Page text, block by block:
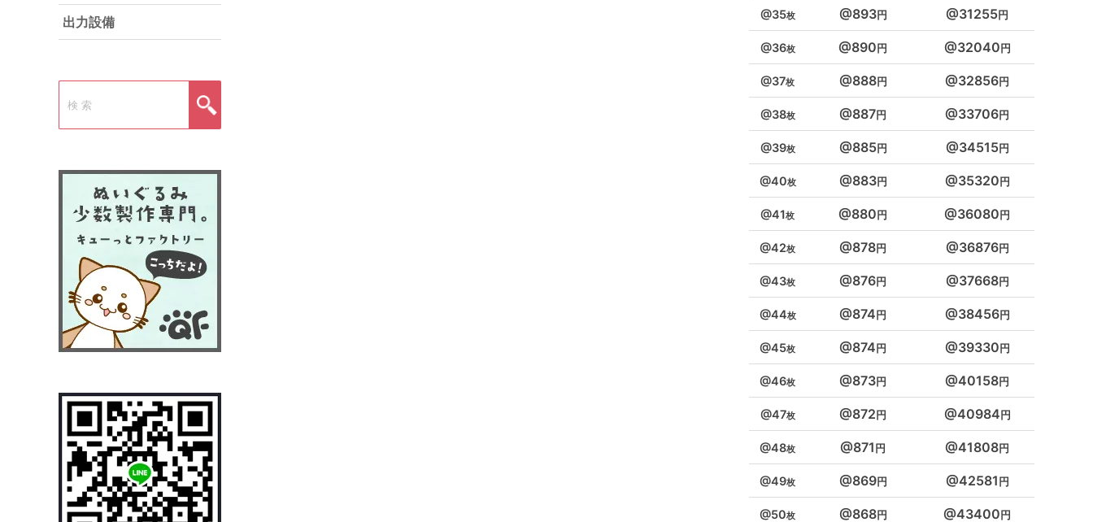
35 893 31255
36 890 32040
37 888 32856
38 887 33706
39 885 34515
40 883 35320
41 880 36080
42 878 36876
43 876 37668
44 874 38456
45 874 39330
46 873 40158
47 872 40984
48 871 41808
49 869 42581
50 868 43400
出力設備